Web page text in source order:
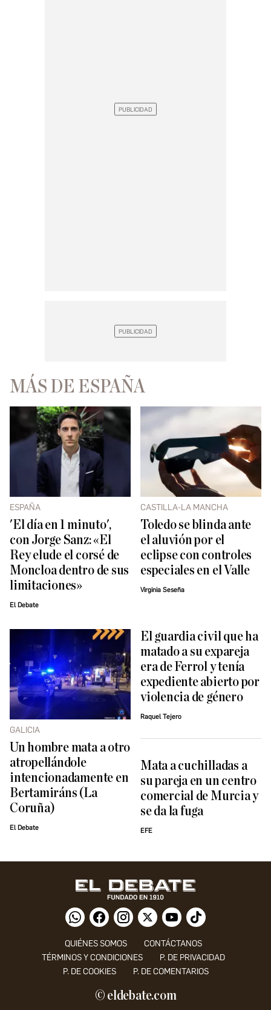
MÁS DE ESPAÑA
ESPAÑA
'El día en 1 minuto',
con Jorge Sanz: «El
Rey elude el corsé de
Moncloa dentro de sus
limitaciones»
El Debate
CASTILLA-LA MANCHA
Toledo se blinda ante
el aluvión por el
eclipse con controles
especiales en el Valle
Virginia Seseña
GALICIA
Un hombre mata a otro
atropellándole
intencionadamente en
Bertamiráns (La
Coruña)
El Debate
El guardia civil que ha
matado a su expareja
era de Ferrol y tenía
expediente abierto por
violencia de género
Raquel Tejero
Mata a cuchilladas a
su pareja en un centro
comercial de Murcia y
se da la fuga
EFE
QUIÉNES SOMOS
CONTÁCTANOS
TÉRMINOS Y CONDICIONES
P. DE PRIVACIDAD
P. DE COOKIES
P. DE COMENTARIOS
© eldebate.com